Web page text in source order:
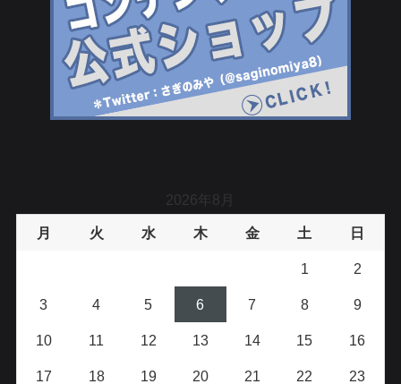
2026年8月
月 火 水 木 金 土 日
1 2
3 4 5 6 7 8 9
10 11 12 13 14 15 16
17 18 19 20 21 22 23